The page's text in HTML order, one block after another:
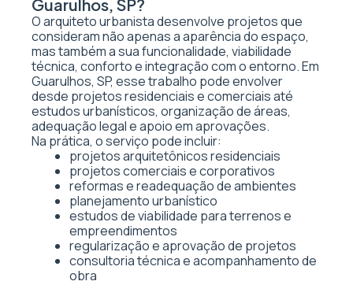
Guarulhos, SP?
O arquiteto urbanista desenvolve projetos que
consideram não apenas a aparência do espaço,
mas também a sua funcionalidade, viabilidade
técnica, conforto e integração com o entorno. Em
Guarulhos, SP, esse trabalho pode envolver
desde projetos residenciais e comerciais até
estudos urbanísticos, organização de áreas,
adequação legal e apoio em aprovações.
Na prática, o serviço pode incluir:
projetos arquitetônicos residenciais
projetos comerciais e corporativos
reformas e readequação de ambientes
planejamento urbanístico
estudos de viabilidade para terrenos e
empreendimentos
regularização e aprovação de projetos
consultoria técnica e acompanhamento de
obra